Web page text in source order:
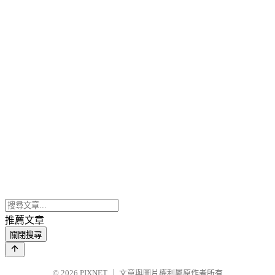
推薦文章
關閉搜尋
© 2026 PIXNET 文章與圖片權利屬原作者所有